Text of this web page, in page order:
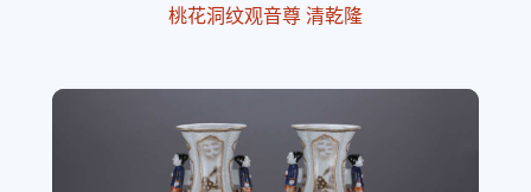
桃花洞纹观音尊 清乾隆